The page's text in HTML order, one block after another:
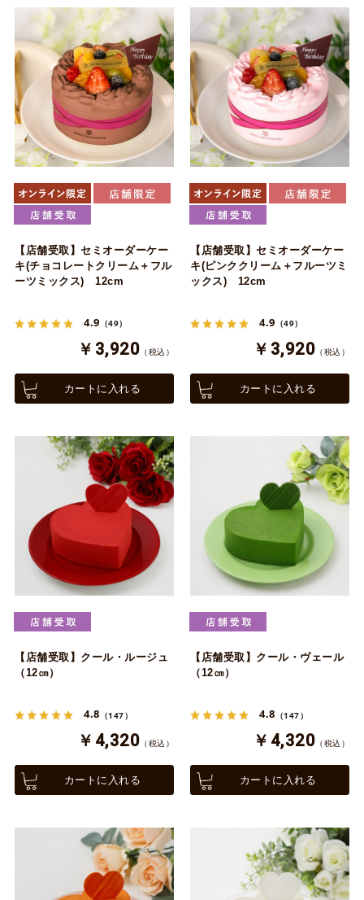
【店舗受取】セミオーダーケー
キ(チョコレートクリーム＋フル
ーツミックス) 12cm
4.9 （49）
￥3,920 （税込）
カートに入れる
【店舗受取】セミオーダーケー
キ(ピンククリーム＋フルーツミ
ックス) 12cm
4.9 （49）
￥3,920 （税込）
カートに入れる
【店舗受取】クール・ルージュ
（12㎝）
4.8 （147）
￥4,320 （税込）
カートに入れる
【店舗受取】クール・ヴェール
（12㎝）
4.8 （147）
￥4,320 （税込）
カートに入れる